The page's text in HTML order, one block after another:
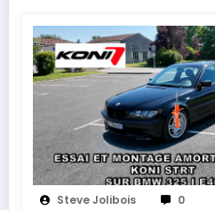
Steve Jolibois 0